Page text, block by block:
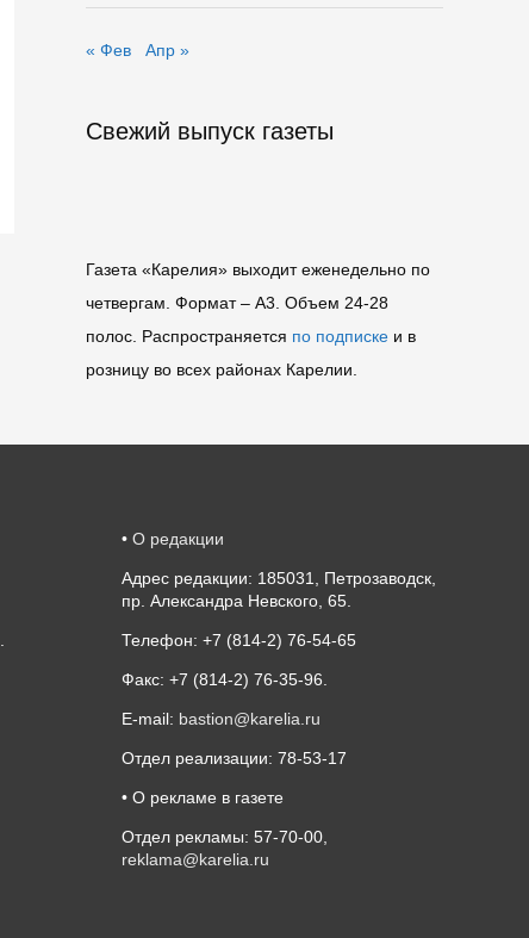
« Фев Апр »
Свежий выпуск газеты
Газета «Карелия» выходит еженедельно по
четвергам. Формат – A3. Объем 24-28
полос. Распространяется по подписке и в
розницу во всех районах Карелии.
• О редакции
Адрес редакции: 185031, Петрозаводск,
пр. Александра Невского, 65.
Телефон: +7 (814-2) 76-54-65
Факс: +7 (814-2) 76-35-96.
E-mail: bastion@karelia.ru
Отдел реализации: 78-53-17
• О рекламе в газете
Отдел рекламы: 57-70-00,
reklama@karelia.ru